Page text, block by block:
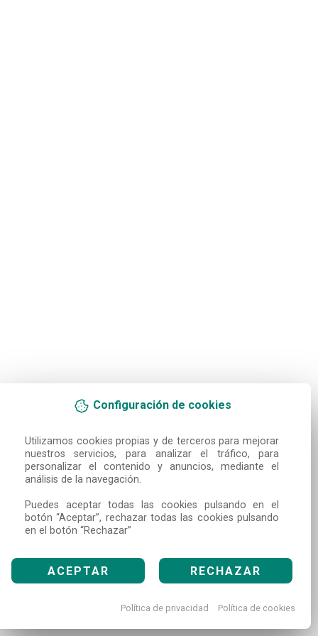
Configuración de cookies
Utilizamos cookies propias y de terceros para mejorar
nuestros servicios, para analizar el tráfico, para
personalizar el contenido y anuncios, mediante el
análisis de la navegación.
Puedes aceptar todas las cookies pulsando en el
botón “Aceptar”, rechazar todas las cookies pulsando
en el botón “Rechazar”
ACEPTAR RECHAZAR
Política de privacidad Política de cookies